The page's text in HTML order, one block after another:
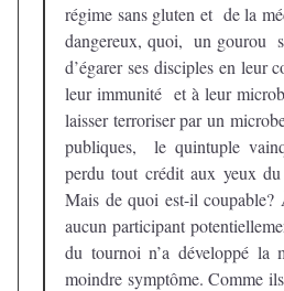
régime sans gluten et de la
dangereux, quoi, un gourou
d’égarer ses disciples en leur
leur immunité et à leur
laisser terroriser par un
publiques, le quintuple
perdu tout crédit aux yeux
Mais de quoi est-il coupable?
aucun participant
du tournoi n’a développé la
moindre symptôme. Comme